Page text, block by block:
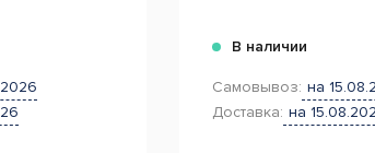
В наличии
Самовывоз: на
Доставка: на